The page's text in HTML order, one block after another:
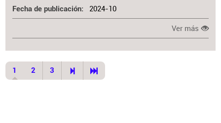
Fecha de publicación 2024-10
Ver más
1 2 3